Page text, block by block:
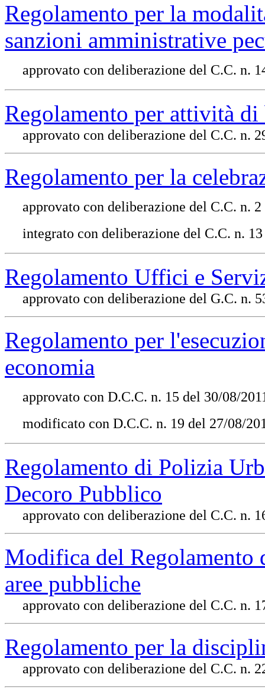
Regolamento per la
sanzioni amministrative
approvato con deliberazione del C.C. n.
Regolamento per attività
approvato con deliberazione del C.C. n.
Regolamento per la
approvato con deliberazione del C.C. n.
integrato con deliberazione del C.C. n.
Regolamento Uffici e
approvato con deliberazione del G.C. n.
Regolamento per
economia
approvato con D.C.C. n. 15 del 30/08/
modificato con D.C.C. n. 19 del 27/08/
Regolamento di Polizia
Decoro Pubblico
approvato con deliberazione del C.C. n.
Modifica del Regolamento
aree pubbliche
approvato con deliberazione del C.C. n.
Regolamento per la
approvato con deliberazione del C.C. n.